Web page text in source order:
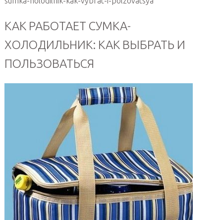
КАК РАБОТАЕТ СУМКА-
ХОЛОДИЛЬНИК: КАК ВЫБРАТЬ И
ПОЛЬЗОВАТЬСЯ